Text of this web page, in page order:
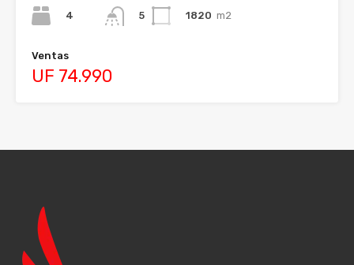
4
5
1820 m2
Ventas
UF 74.990